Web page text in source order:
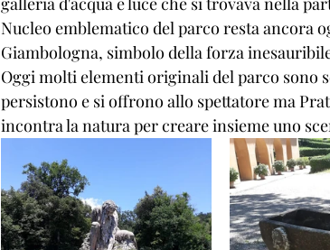
Nucleo emblematico del parco resta ancora
Giambologna, simbolo della forza
Oggi molti elementi originali del parco sono
persistono e si offrono allo spettatore ma
incontra la natura per creare insieme uno